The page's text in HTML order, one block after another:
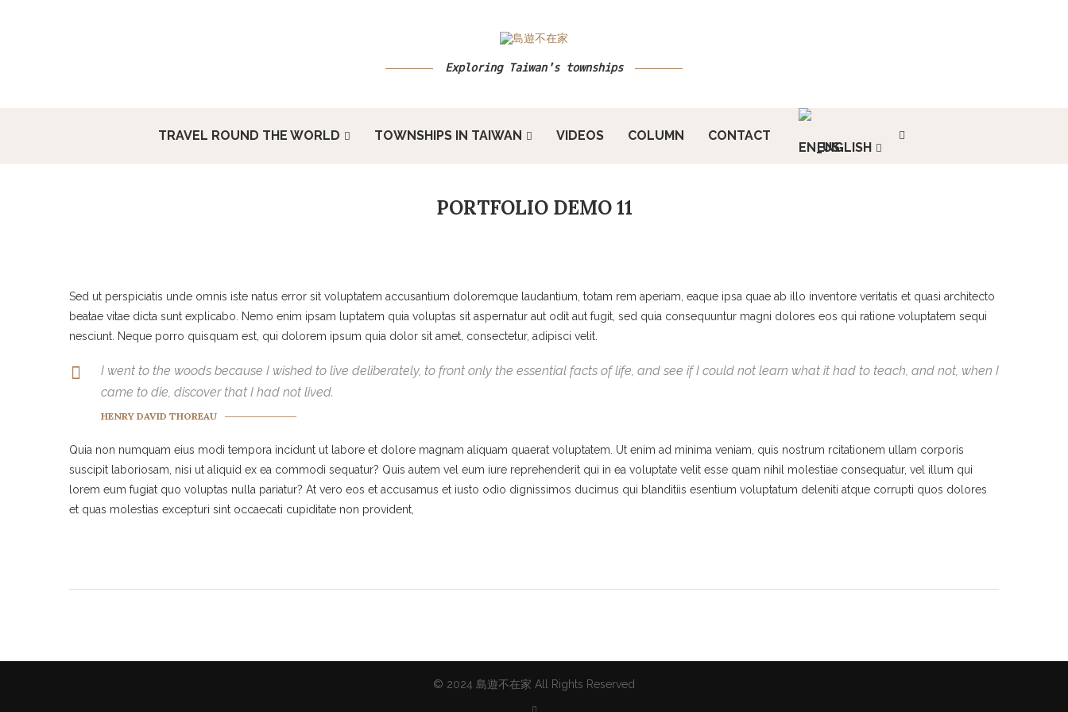
Exploring Taiwan's townships
TRAVEL ROUND THE WORLD TOWNSHIPS IN TAIWAN VIDEOS COLUMN CONTACT
ENGLISH
PORTFOLIO DEMO 11
Sed ut perspiciatis unde omnis iste natus error sit voluptatem accusantium doloremque laudantium, totam rem aperiam, eaque ipsa quae ab illo inventore veritatis et quasi architecto
beatae vitae dicta sunt explicabo. Nemo enim ipsam luptatem quia voluptas sit aspernatur aut odit aut fugit, sed quia consequuntur magni dolores eos qui ratione voluptatem sequi
nesciunt. Neque porro quisquam est, qui dolorem ipsum quia dolor sit amet, consectetur, adipisci velit.
I went to the woods because I wished to live deliberately, to front only the essential facts of life, and see if I could not learn what it had to teach, and not, when I
came to die, discover that I had not lived.
HENRY DAVID THOREAU
Quia non numquam eius modi tempora incidunt ut labore et dolore magnam aliquam quaerat voluptatem. Ut enim ad minima veniam, quis nostrum rcitationem ullam corporis
suscipit laboriosam, nisi ut aliquid ex ea commodi sequatur? Quis autem vel eum iure reprehenderit qui in ea voluptate velit esse quam nihil molestiae consequatur, vel illum qui
lorem eum fugiat quo voluptas nulla pariatur? At vero eos et accusamus et iusto odio dignissimos ducimus qui blanditiis esentium voluptatum deleniti atque corrupti quos dolores
et quas molestias excepturi sint occaecati cupiditate non provident,
© 2024 島遊不在家 All Rights Reserved